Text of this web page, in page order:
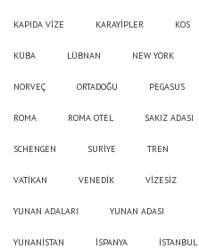
KAPIDA VİZE KARAYİPLER KOS
KÜBA LÜBNAN NEW YORK
NORVEÇ ORTADOĞU PEGASUS
ROMA ROMA OTEL SAKIZ ADASI
SCHENGEN SURİYE TREN
VATİKAN VENEDİK VİZESİZ
YUNAN ADALARI YUNAN ADASI
YUNANİSTAN İSPANYA İSTANBUL